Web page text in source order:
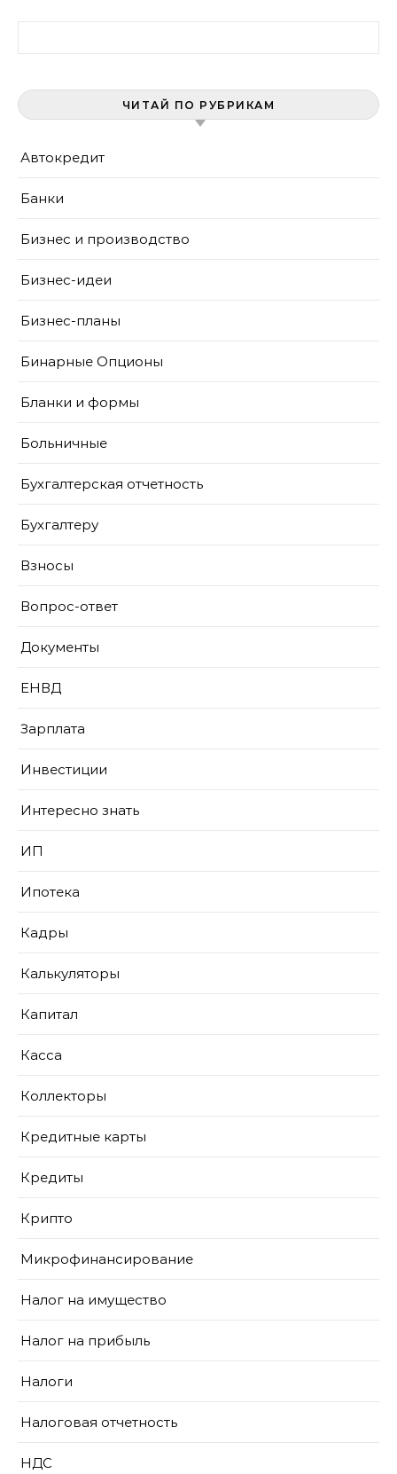
ЧИТАЙ ПО РУБРИКАМ
Автокредит
Банки
Бизнес и производство
Бизнес-идеи
Бизнес-планы
Бинарные Опционы
Бланки и формы
Больничные
Бухгалтерская отчетность
Бухгалтеру
Взносы
Вопрос-ответ
Документы
ЕНВД
Зарплата
Инвестиции
Интересно знать
ИП
Ипотека
Кадры
Калькуляторы
Капитал
Касса
Коллекторы
Кредитные карты
Кредиты
Крипто
Микрофинансирование
Налог на имущество
Налог на прибыль
Налоги
Налоговая отчетность
НДС